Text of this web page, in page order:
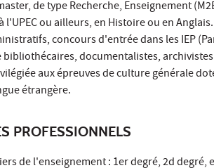
de type Recherche, Enseignement
l'UPEC ou ailleurs, en Histoire ou en Anglais.
concours d'entrée dans les IEP
documentalistes,
aux épreuves de culture générale
étrangère.
PROFESSIONNELS
de l'enseignement : 1er degré, 2d